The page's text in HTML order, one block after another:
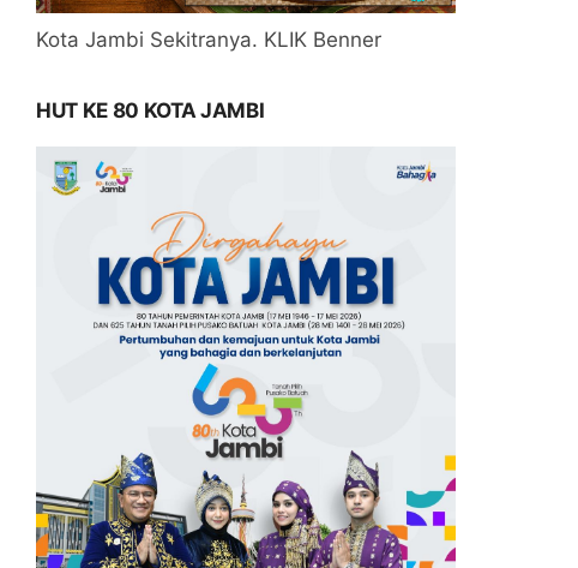
Kota Jambi Sekitranya. KLIK Benner
HUT KE 80 KOTA JAMBI